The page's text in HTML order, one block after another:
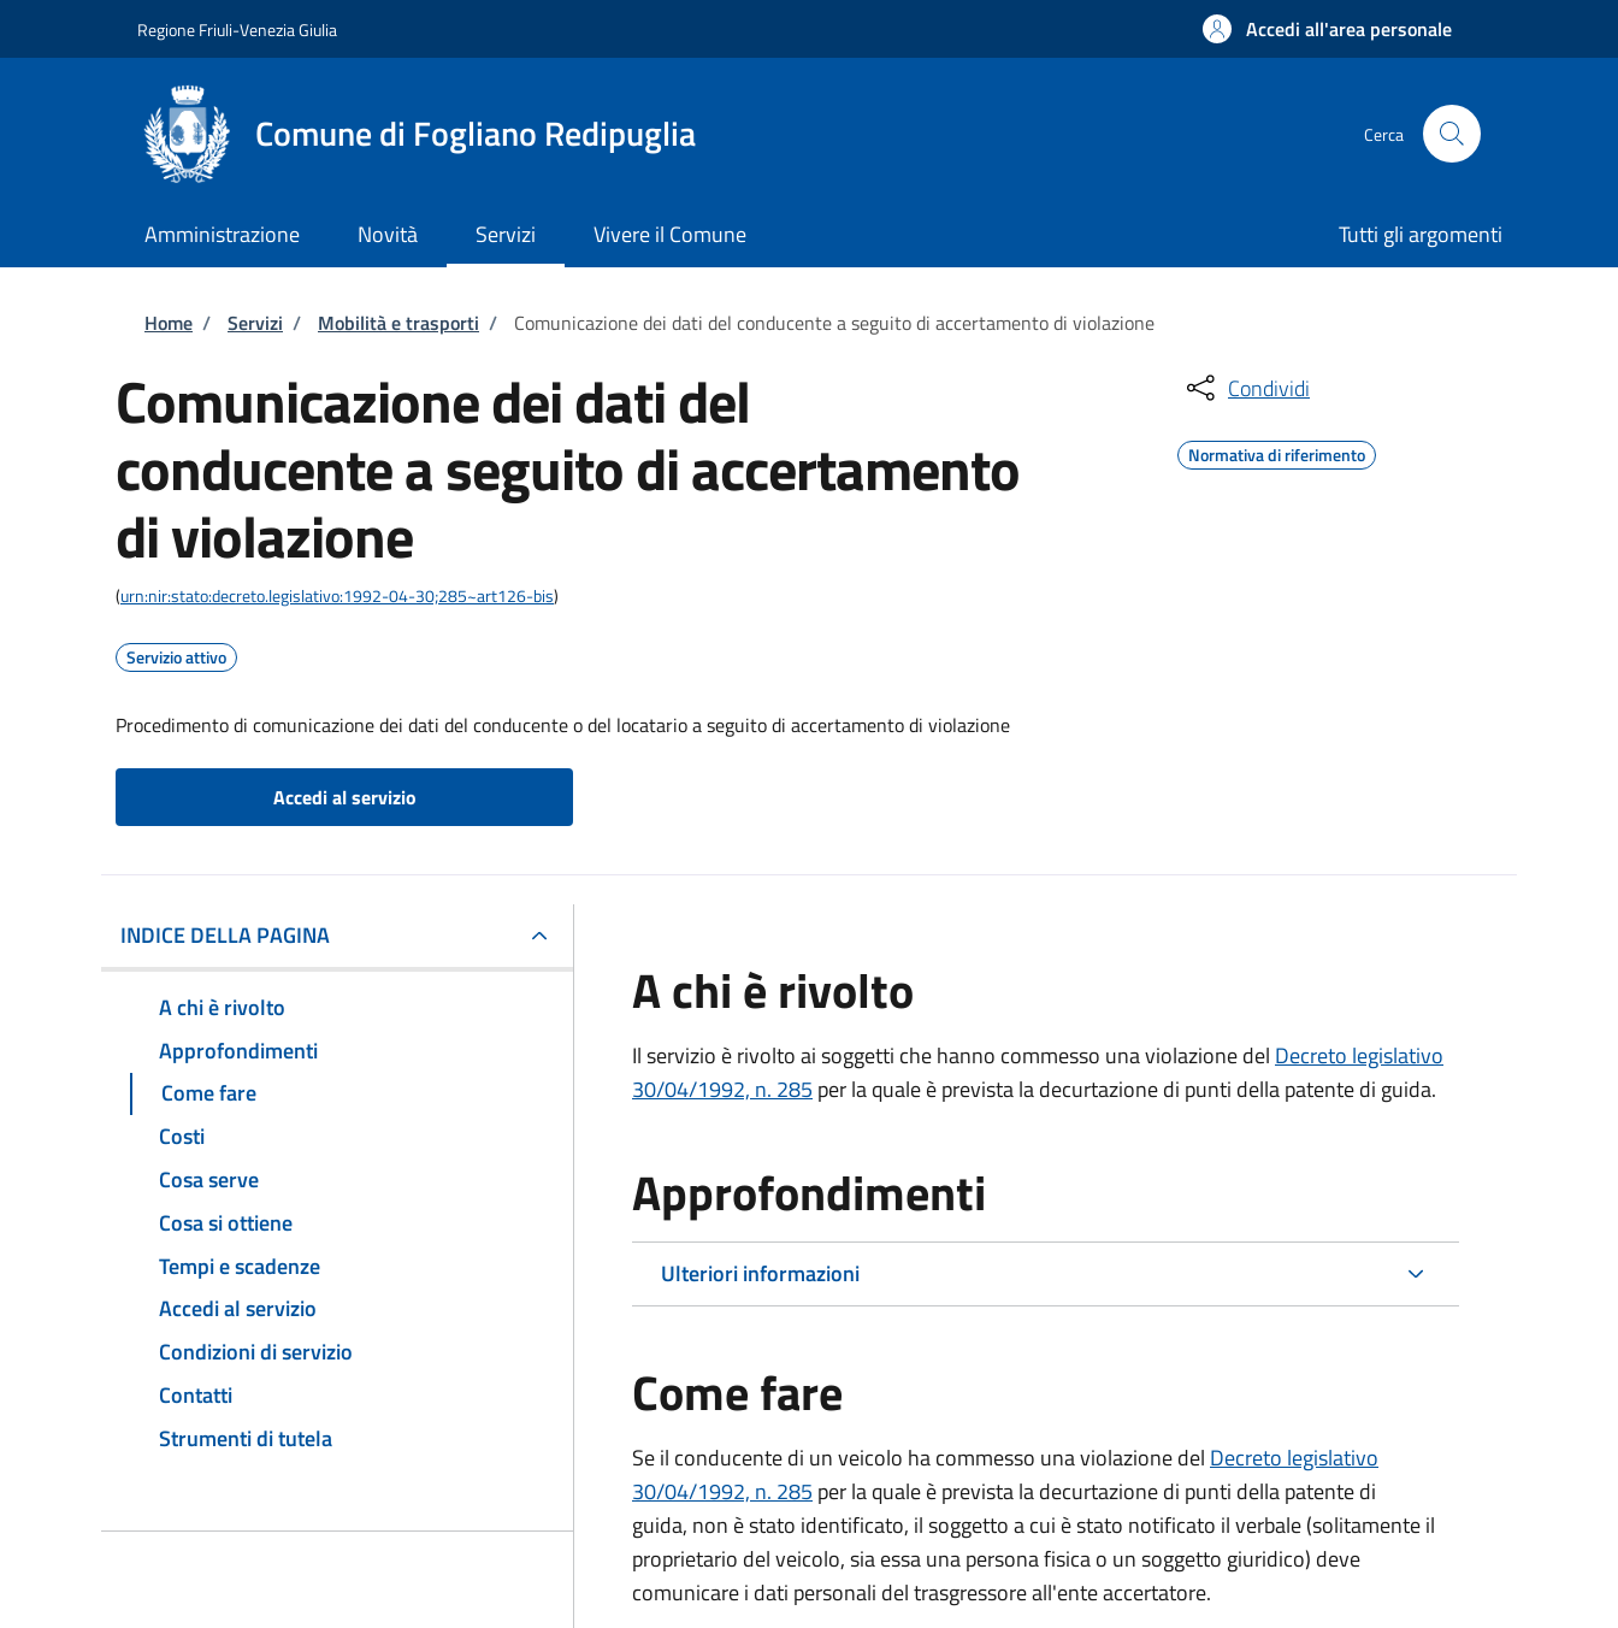
Regione Friuli-Venezia Giulia Accedi all'area personale
Comune di Fogliano Redipuglia Cerca
Amministrazione Novità Servizi Vivere il Comune Tutti gli argomenti
Briciole di pane
Home / Servizi / Mobilità e trasporti / Comunicazione dei dati del conducente a seguito di accertamento di violazione
Comunicazione dei dati del
conducente a seguito di accertamento
di violazione
(urn:nir:stato:decreto.legislativo:1992-04-30;285~art126-bis)
Servizio attivo
Procedimento di comunicazione dei dati del conducente o del locatario a seguito di accertamento di violazione
Accedi al servizio
Condividi
Normativa di riferimento
INDICE DELLA PAGINA
A chi è rivolto
Approfondimenti
Come fare
Costi
Cosa serve
Cosa si ottiene
Tempi e scadenze
Accedi al servizio
Condizioni di servizio
Contatti
Strumenti di tutela
A chi è rivolto
Il servizio è rivolto ai soggetti che hanno commesso una violazione del Decreto legislativo
30/04/1992, n. 285 per la quale è prevista la decurtazione di punti della patente di guida.
Approfondimenti
Ulteriori informazioni
Come fare
Se il conducente di un veicolo ha commesso una violazione del Decreto legislativo
30/04/1992, n. 285 per la quale è prevista la decurtazione di punti della patente di
guida, non è stato identificato, il soggetto a cui è stato notificato il verbale (solitamente il
proprietario del veicolo, sia essa una persona fisica o un soggetto giuridico) deve
comunicare i dati personali del trasgressore all'ente accertatore.